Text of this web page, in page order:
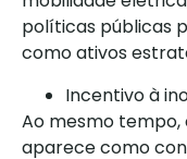
políticas públicas
como ativos
Incentivo à
Ao mesmo
aparece como